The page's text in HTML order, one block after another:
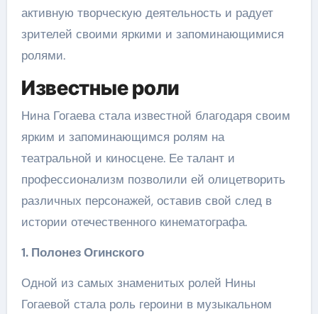
активную творческую деятельность и радует
зрителей своими яркими и запоминающимися
ролями.
Известные роли
Нина Гогаева стала известной благодаря своим
ярким и запоминающимся ролям на
театральной и киносцене. Ее талант и
профессионализм позволили ей олицетворить
различных персонажей, оставив свой след в
истории отечественного кинематографа.
1. Полонез Огинского
Одной из самых знаменитых ролей Нины
Гогаевой стала роль героини в музыкальном